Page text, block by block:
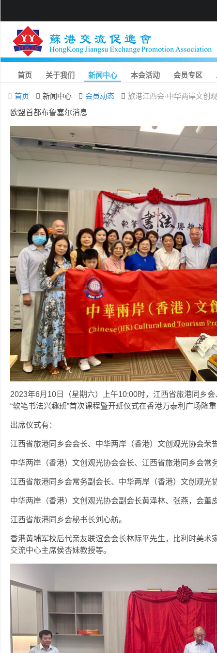
首页 关于我们 新闻中心 本会活动 会员专区
首页 新闻中心 会员动态
旅港江西会·中华两岸文创
欧盟首都布鲁塞尔消息
2023年6月10日（星期六）上午10:00时，江西省旅港同乡
“软笔书法兴趣班”首次课程暨开班仪式在香港万泰利广场隆
出席仪式有：
江西省旅港同乡会会长、中华两岸（香港）文创观光协会荣
中华两岸（香港）文创观光协会会长、江西省旅港同乡会常
江西省旅港同乡会常务副会长、中华两岸（香港）文创观光
中华两岸（香港）文创观光协会副会长黄泽林、张燕，会董
江西省旅港同乡会秘书长刘心舫。
香港黄埔军校后代亲友联谊会会长林际平先生，比利时美术
交流中心主席侯杏妹教授等。